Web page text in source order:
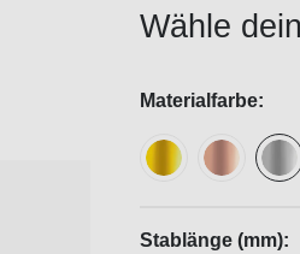
Wähle
Materialfarbe:
Stablänge (mm):